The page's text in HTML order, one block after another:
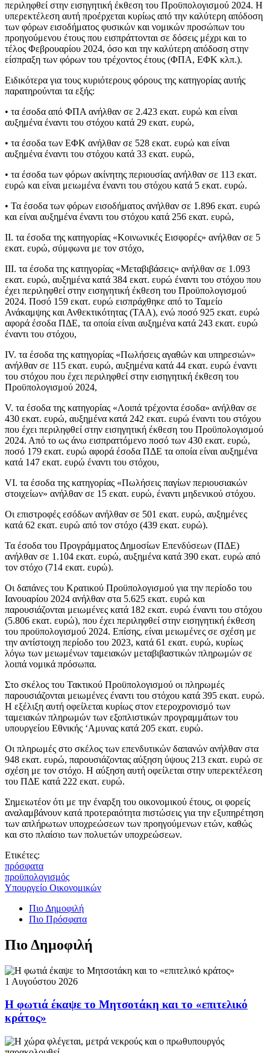
περιληφθεί στην εισηγητική έκθεση του Προϋπολογισμού 2024. Η
υπερεκτέλεση αυτή προέρχεται κυρίως από την καλύτερη απόδοση
των φόρων εισοδήματος φυσικών και νομικών προσώπων του
προηγούμενου έτους που εισπράττονται σε δόσεις μέχρι και το
τέλος Φεβρουαρίου 2024, όσο και την καλύτερη απόδοση στην
είσπραξη των φόρων του τρέχοντος έτους (ΦΠΑ, ΕΦΚ κλπ.).
Ειδικότερα για τους κυριότερους φόρους της κατηγορίας αυτής
παρατηρούνται τα εξής:
• τα έσοδα από ΦΠΑ ανήλθαν σε 2.423 εκατ. ευρώ και είναι
αυξημένα έναντι του στόχου κατά 29 εκατ. ευρώ,
• τα έσοδα των ΕΦΚ ανήλθαν σε 528 εκατ. ευρώ και είναι
αυξημένα έναντι του στόχου κατά 33 εκατ. ευρώ,
• τα έσοδα των φόρων ακίνητης περιουσίας ανήλθαν σε 113 εκατ.
ευρώ και είναι μειωμένα έναντι του στόχου κατά 5 εκατ. ευρώ.
• Τα έσοδα των φόρων εισοδήματος ανήλθαν σε 1.896 εκατ. ευρώ
και είναι αυξημένα έναντι του στόχου κατά 256 εκατ. ευρώ,
II. τα έσοδα της κατηγορίας «Κοινωνικές Εισφορές» ανήλθαν σε 5
εκατ. ευρώ, σύμφωνα με τον στόχο,
III. τα έσοδα της κατηγορίας «Μεταβιβάσεις» ανήλθαν σε 1.093
εκατ. ευρώ, αυξημένα κατά 384 εκατ. ευρώ έναντι του στόχου που
έχει περιληφθεί στην εισηγητική έκθεση του Προϋπολογισμού
2024. Ποσό 159 εκατ. ευρώ εισπράχθηκε από το Ταμείο
Ανάκαμψης και Ανθεκτικότητας (ΤΑΑ), ενώ ποσό 925 εκατ. ευρώ
αφορά έσοδα ΠΔΕ, τα οποία είναι αυξημένα κατά 243 εκατ. ευρώ
έναντι του στόχου,
IV. τα έσοδα της κατηγορίας «Πωλήσεις αγαθών και υπηρεσιών»
ανήλθαν σε 115 εκατ. ευρώ, αυξημένα κατά 44 εκατ. ευρώ έναντι
του στόχου που έχει περιληφθεί στην εισηγητική έκθεση του
Προϋπολογισμού 2024,
V. τα έσοδα της κατηγορίας «Λοιπά τρέχοντα έσοδα» ανήλθαν σε
430 εκατ. ευρώ, αυξημένα κατά 242 εκατ. ευρώ έναντι του στόχου
που έχει περιληφθεί στην εισηγητική έκθεση του Προϋπολογισμού
2024. Από το ως άνω εισπραττόμενο ποσό των 430 εκατ. ευρώ,
ποσό 179 εκατ. ευρώ αφορά έσοδα ΠΔΕ τα οποία είναι αυξημένα
κατά 147 εκατ. ευρώ έναντι του στόχου,
VI. τα έσοδα της κατηγορίας «Πωλήσεις παγίων περιουσιακών
στοιχείων» ανήλθαν σε 15 εκατ. ευρώ, έναντι μηδενικού στόχου.
Οι επιστροφές εσόδων ανήλθαν σε 501 εκατ. ευρώ, αυξημένες
κατά 62 εκατ. ευρώ από τον στόχο (439 εκατ. ευρώ).
Τα έσοδα του Προγράμματος Δημοσίων Επενδύσεων (ΠΔΕ)
ανήλθαν σε 1.104 εκατ. ευρώ, αυξημένα κατά 390 εκατ. ευρώ από
τον στόχο (714 εκατ. ευρώ).
Οι δαπάνες του Κρατικού Προϋπολογισμού για την περίοδο του
Ιανουαρίου 2024 ανήλθαν στα 5.625 εκατ. ευρώ και
παρουσιάζονται μειωμένες κατά 182 εκατ. ευρώ έναντι του στόχου
(5.806 εκατ. ευρώ), που έχει περιληφθεί στην εισηγητική έκθεση
του προϋπολογισμού 2024. Επίσης, είναι μειωμένες σε σχέση με
την αντίστοιχη περίοδο του 2023, κατά 61 εκατ. ευρώ, κυρίως
λόγω των μειωμένων ταμειακών μεταβιβαστικών πληρωμών σε
λοιπά νομικά πρόσωπα.
Στο σκέλος του Τακτικού Προϋπολογισμού οι πληρωμές
παρουσιάζονται μειωμένες έναντι του στόχου κατά 395 εκατ. ευρώ.
Η εξέλιξη αυτή οφείλεται κυρίως στον ετεροχρονισμό των
ταμειακών πληρωμών των εξοπλιστικών προγραμμάτων του
υπουργείου Εθνικής ‘Αμυνας κατά 205 εκατ. ευρώ.
Οι πληρωμές στο σκέλος των επενδυτικών δαπανών ανήλθαν στα
948 εκατ. ευρώ, παρουσιάζοντας αύξηση ύψους 213 εκατ. ευρώ σε
σχέση με τον στόχο. Η αύξηση αυτή οφείλεται στην υπερεκτέλεση
του ΠΔΕ κατά 222 εκατ. ευρώ.
Σημειωτέον ότι με την έναρξη του οικονομικού έτους, οι φορείς
αναλαμβάνουν κατά προτεραιότητα πιστώσεις για την εξυπηρέτηση
των απλήρωτων υποχρεώσεων των προηγούμενων ετών, καθώς
και στο πλαίσιο των πολυετών υποχρεώσεων.
Ετικέτες:
πρόσφατα
προϋπολογισμός
Υπουργείο Οικονομικών
Πιο Δημοφιλή
Πιο Πρόσφατα
Πιο Δημοφιλή
1 Αυγούστου 2026
Η φωτιά έκαψε το Μητσοτάκη και το «επιτελικό
κράτος»